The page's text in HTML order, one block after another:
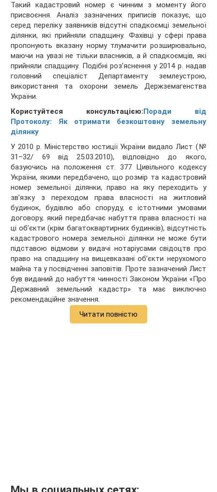
Такий кадастровий номер є чинним з моменту його
присвоєння. Аналіз зазначених приписів показує, що
серед переліку заявників відсутні спадкоємці земельної
ділянки, які прийняли спадщину. Фахівці у сфері права
пропонують вказану норму тлумачити розширювально,
маючи на увазі не тільки власників, а й спадкоємців, які
прийняли спадщину. Подібні роз’яснення у 2014 р. надав
головний спеціаліст Департаменту землеустрою,
використання та охорони земель Держземагенства
України.
Користуйтеся консультацією:Поради від
Протоколу: Як отримати безкоштовну земельну
ділянку
У 2010 р. Міністерство юстиції України видало Лист (№
31–32/ 69 від 25.03.2010), відповідно до якого,
базуючись на положення ст. 377 Цивільного кодексу
України, якими передбачено, що розмір та кадастровий
номер земельної ділянки, право на яку переходить у
зв’язку з переходом права власності на житловий
будинок, будівлю або споруду, є істотними умовами
договору, який передбачає набуття права власності на
ці об’єкти (крім багатоквартирних будинків), відсутність
кадастрового номера земельної ділянки не може бути
підставою відмови у видачі нотаріусами свідоцтв про
право на спадщину на вищевказані об’єкти нерухомого
майна та у посвідченні заповітів. Проте зазначений Лист
був виданий до набуття чинності Законом України «Про
Державний земельний кадастр» та має виключно
рекомендаційне значення.
Читати повністю
Мы в социальных сетях: